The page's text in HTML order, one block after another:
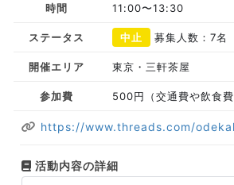
時間 11:00〜13:30
ステータス 中止 募集人数：7名
開催エリア 東京・三軒茶屋
参加費 500円（交通費や飲食費
https://www.threads.com/
活動内容の詳細